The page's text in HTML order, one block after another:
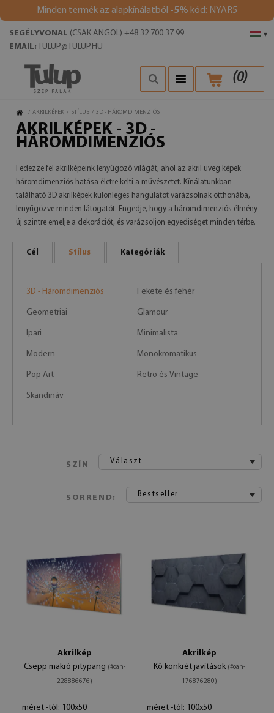
Minden termék az alapkínálatból -5% kód: NYAR5
▾
SEGÉLYVONAL (CSAK ANGOL) +48 32 700 37 99
EMAIL: TULUP@TULUP.HU
(0)
/ AKRILKÉPEK / STÍLUS / 3D - HÁROMDIMENZIÓS
AKRILKÉPEK - 3D -
HÁROMDIMENZIÓS
Fedezze fel akrilképeink lenyűgöző világát, ahol az akril üveg képek
háromdimenziós hatása életre kelti a művészetet. Kínálatunkban
található 3D akrilképek különleges hangulatot varázsolnak otthonába,
lenyűgözve minden látogatót. Engedje, hogy a háromdimenziós élmény
új szintre emelje a dekorációt, és varázsoljon egyediséget minden térbe.
Cél Stílus Kategóriák
3D - Háromdimenziós Fekete és fehér
Geometriai Glamour
Ipari Minimalista
Modern Monokromatikus
Pop Art Retro és Vintage
Skandináv
SZÍN Választ
SORREND: Bestseller
Akrilkép
Csepp makró pitypang (#oah-
228886676)
méret -tól: 100x50
Akrilkép
Kő konkrét javítások (#oah-
176876280)
méret -tól: 100x50